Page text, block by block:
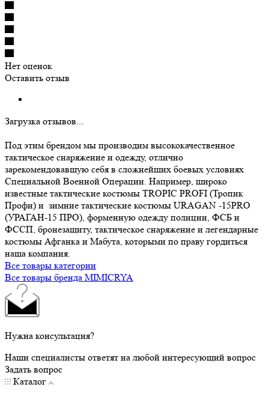
Нет оценок
Оставить отзыв
Загрузка отзывов...
Под этим брендом мы производим высококачественное
тактическое снаряжение и одежду, отлично
зарекомендовавшую себя в сложнейших боевых условиях
Специальной Военной Операции. Например, широко
известные тактические костюмы TROPIC PROFI (Тропик
Профи) и зимние тактические костюмы URAGAN -15PRO
(УРАГАН-15 ПРО), форменную одежду полиции, ФСБ и
ФССП, бронезащиту, тактическое снаряжение и легендарные
костюмы Афганка и Мабута, которыми по праву гордиться
наша компания.
Все товары категории
Все товары бренда MIMICRYA
Нужна консультация?
Наши специалисты ответят на любой интересующий вопрос
Задать вопрос
Каталог